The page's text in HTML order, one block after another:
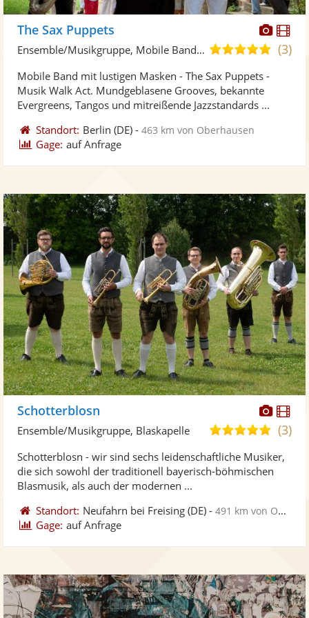
The Sax Puppets
5,0(3)
Ensemble/Musikgruppe, Mobile Band/Walking Act
Mobile Band mit lustigen Masken - The Sax Puppets -
Musik Walk Act. Mundgeblasene Grooves, bekannte
Evergreens, Tangos und mitreißende Jazzstandards ...
Standort: Berlin (DE) -463 km von Oberhausen
Gage: auf Anfrage
Fotos
Schotterblosn
5,0
5
(3)
Ensemble/Musikgruppe, Blaskapelle
Schotterblosn - wir sind sechs leidenschaftliche Musiker,
die sich sowohl der traditionell bayerisch-böhmischen
Blasmusik, als auch der modernen ...
Standort: Neufahrn bei Freising (DE) -491 km von Oberhausen
Gage: auf Anfrage